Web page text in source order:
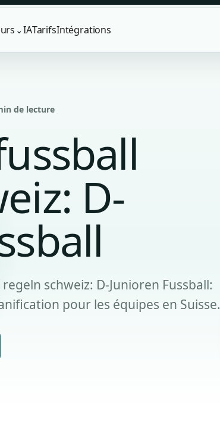
⌄IATarifsIntégrations
de lecture
D-
schweiz: D-Junioren Fussball:
pour les équipes en Suisse.